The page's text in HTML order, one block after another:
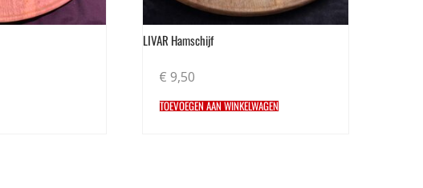
LIVAR Hamschijf
€ 9,50
TOEVOEGEN AAN WINKELWAGEN